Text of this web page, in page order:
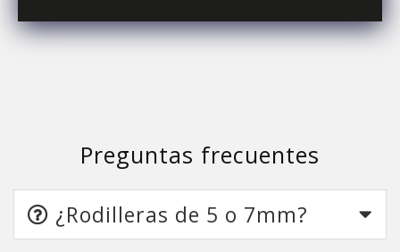
Preguntas frecuentes
¿Rodilleras de 5 o 7mm?